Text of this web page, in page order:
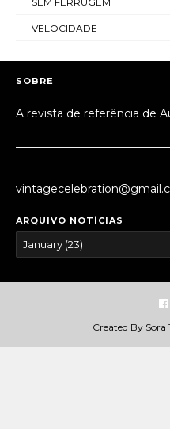
VELOCIDADE
SOBRE
A revista de referência de
ARQUIVO NOTÍCIAS
Created By Sora